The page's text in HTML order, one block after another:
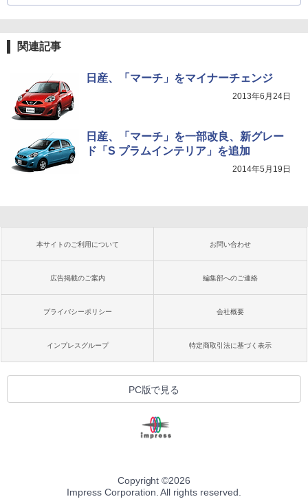
関連記事
日産、「マーチ」をマイナーチェンジ
2013年6月24日
日産、「マーチ」を一部改良、新グレー
ド「S プラムインテリア」を追加
2014年5月19日
本サイトのご利用について お問い合わせ
広告掲載のご案内 編集部へのご連絡
プライバシーポリシー 会社概要
インプレスグループ 特定商取引法に基づく表示
PC版で見る
Copyright ©2026
Impress Corporation. All rights reserved.